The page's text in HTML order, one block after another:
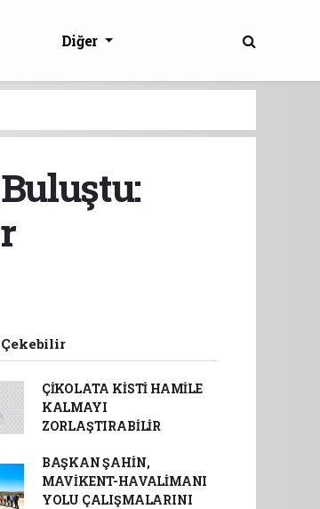
Diğer
ÇİKOLATA KİSTİ HAMİLE
KALMAYI
ZORLAŞTIRABİLİR
BAŞKAN ŞAHİN,
MAVİKENT-HAVALİMANI
YOLU ÇALIŞMALARINI